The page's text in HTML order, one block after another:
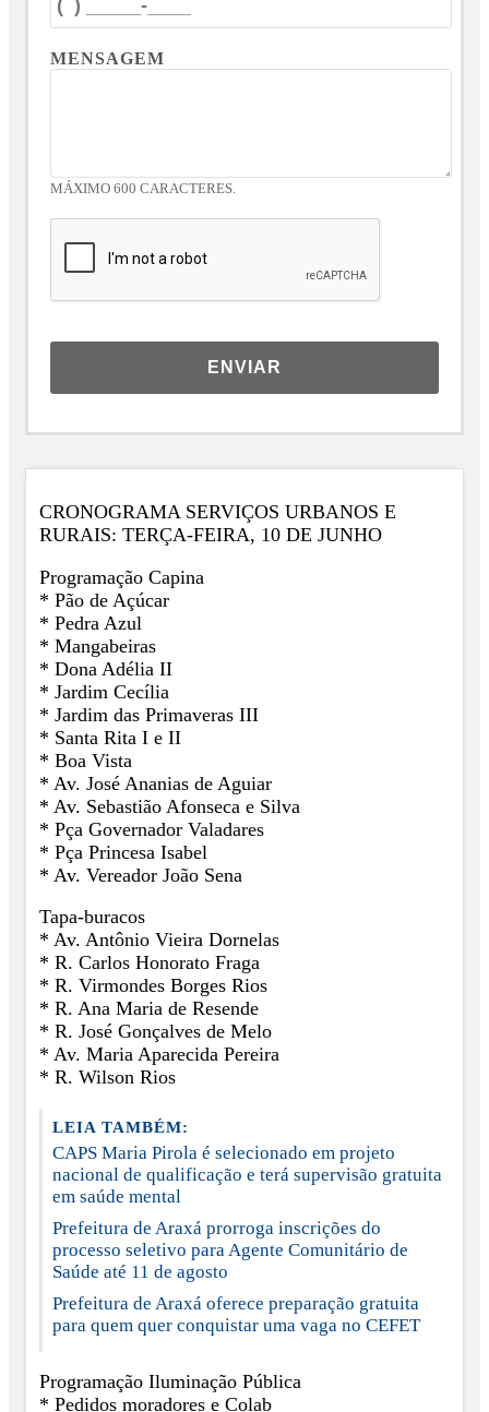
MENSAGEM
MÁXIMO 600 CARACTERES.
ENVIAR
CRONOGRAMA SERVIÇOS URBANOS E
RURAIS: TERÇA-FEIRA, 10 DE JUNHO
Programação Capina
* Pão de Açúcar
* Pedra Azul
* Mangabeiras
* Dona Adélia II
* Jardim Cecília
* Jardim das Primaveras III
* Santa Rita I e II
* Boa Vista
* Av. José Ananias de Aguiar
* Av. Sebastião Afonseca e Silva
* Pça Governador Valadares
* Pça Princesa Isabel
* Av. Vereador João Sena
Tapa-buracos
* Av. Antônio Vieira Dornelas
* R. Carlos Honorato Fraga
* R. Virmondes Borges Rios
* R. Ana Maria de Resende
* R. José Gonçalves de Melo
* Av. Maria Aparecida Pereira
* R. Wilson Rios
LEIA TAMBÉM:
CAPS Maria Pirola é selecionado em projeto
nacional de qualificação e terá supervisão gratuita
em saúde mental
Prefeitura de Araxá prorroga inscrições do
processo seletivo para Agente Comunitário de
Saúde até 11 de agosto
Prefeitura de Araxá oferece preparação gratuita
para quem quer conquistar uma vaga no CEFET
Programação Iluminação Pública
* Pedidos moradores e Colab